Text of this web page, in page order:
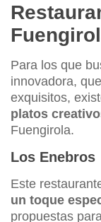
Para los que
innovadora,
exquisitos,
platos
Fuengirola.
Los Enebros
Este
un toque
propuestas